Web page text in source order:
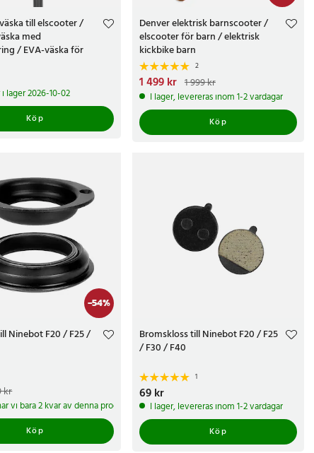
till elscooter /
med
/ EVA-väska för
lager 2026-10-02
Köp
Denver elektrisk barnscooter /
elscooter för barn / elektrisk
kickbike barn
2
Nuvarande pris:1 499 kr
pris:1 999 kr
1 499 kr 1 999 kr
I lager, levereras inom 1-2 vardagar
Köp
-54%
Ninebot F20 / F25 /
kr
vi bara 2 kvar av denna produkt
Köp
Bromskloss till Ninebot F20 / F25
/ F30 / F40
1
Pris:69 kr
69 kr
I lager, levereras inom 1-2 vardagar
Köp